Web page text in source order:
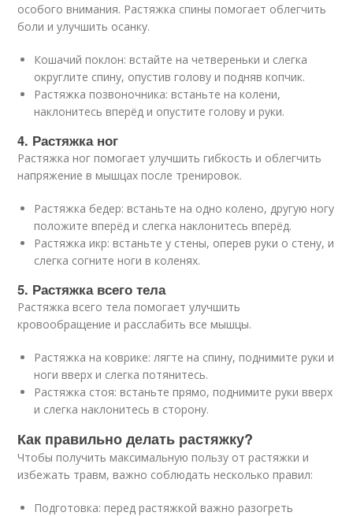
особого внимания. Растяжка спины помогает облегчить
боли и улучшить осанку.
Кошачий поклон: встайте на четвереньки и слегка
округлите спину, опустив голову и подняв копчик.
Растяжка позвоночника: встаньте на колени,
наклонитесь вперёд и опустите голову и руки.
4. Растяжка ног
Растяжка ног помогает улучшить гибкость и облегчить
напряжение в мышцах после тренировок.
Растяжка бедер: встаньте на одно колено, другую ногу
положите вперёд и слегка наклонитесь вперёд.
Растяжка икр: встаньте у стены, оперев руки о стену, и
слегка согните ноги в коленях.
5. Растяжка всего тела
Растяжка всего тела помогает улучшить
кровообращение и расслабить все мышцы.
Растяжка на коврике: лягте на спину, поднимите руки и
ноги вверх и слегка потянитесь.
Растяжка стоя: встаньте прямо, поднимите руки вверх
и слегка наклонитесь в сторону.
Как правильно делать растяжку?
Чтобы получить максимальную пользу от растяжки и
избежать травм, важно соблюдать несколько правил:
Подготовка: перед растяжкой важно разогреть